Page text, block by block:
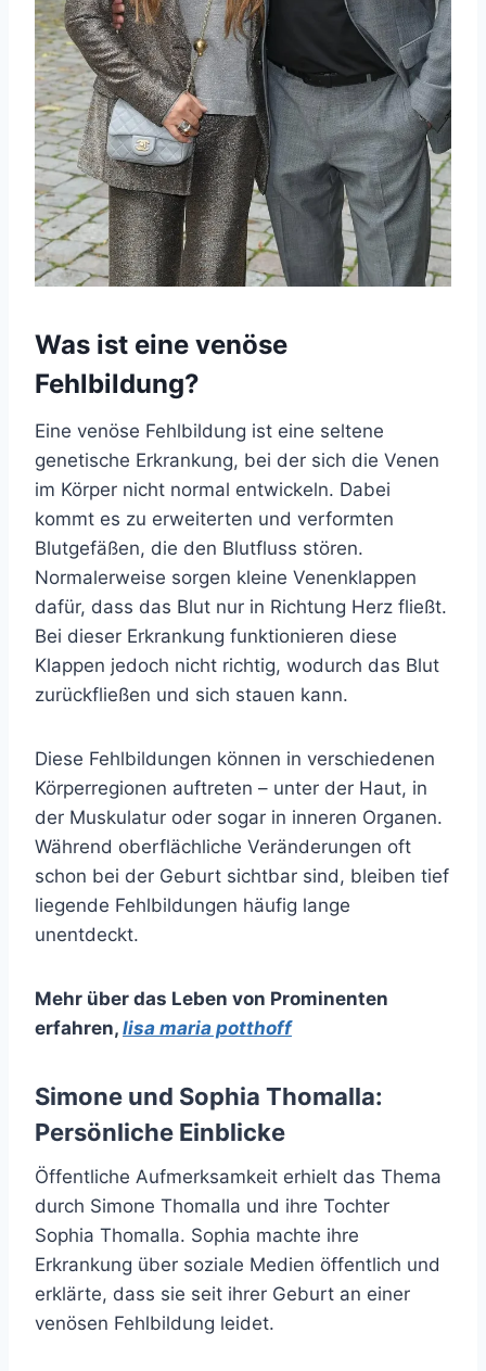
Was ist eine venöse
Fehlbildung?
Eine venöse Fehlbildung ist eine seltene
genetische Erkrankung, bei der sich die Venen
im Körper nicht normal entwickeln. Dabei
kommt es zu erweiterten und verformten
Blutgefäßen, die den Blutfluss stören.
Normalerweise sorgen kleine Venenklappen
dafür, dass das Blut nur in Richtung Herz fließt.
Bei dieser Erkrankung funktionieren diese
Klappen jedoch nicht richtig, wodurch das Blut
zurückfließen und sich stauen kann.
Diese Fehlbildungen können in verschiedenen
Körperregionen auftreten – unter der Haut, in
der Muskulatur oder sogar in inneren Organen.
Während oberflächliche Veränderungen oft
schon bei der Geburt sichtbar sind, bleiben tief
liegende Fehlbildungen häufig lange
unentdeckt.
Mehr über das Leben von Prominenten
erfahren, lisa maria potthoff
Simone und Sophia Thomalla:
Persönliche Einblicke
Öffentliche Aufmerksamkeit erhielt das Thema
durch Simone Thomalla und ihre Tochter
Sophia Thomalla. Sophia machte ihre
Erkrankung über soziale Medien öffentlich und
erklärte, dass sie seit ihrer Geburt an einer
venösen Fehlbildung leidet.